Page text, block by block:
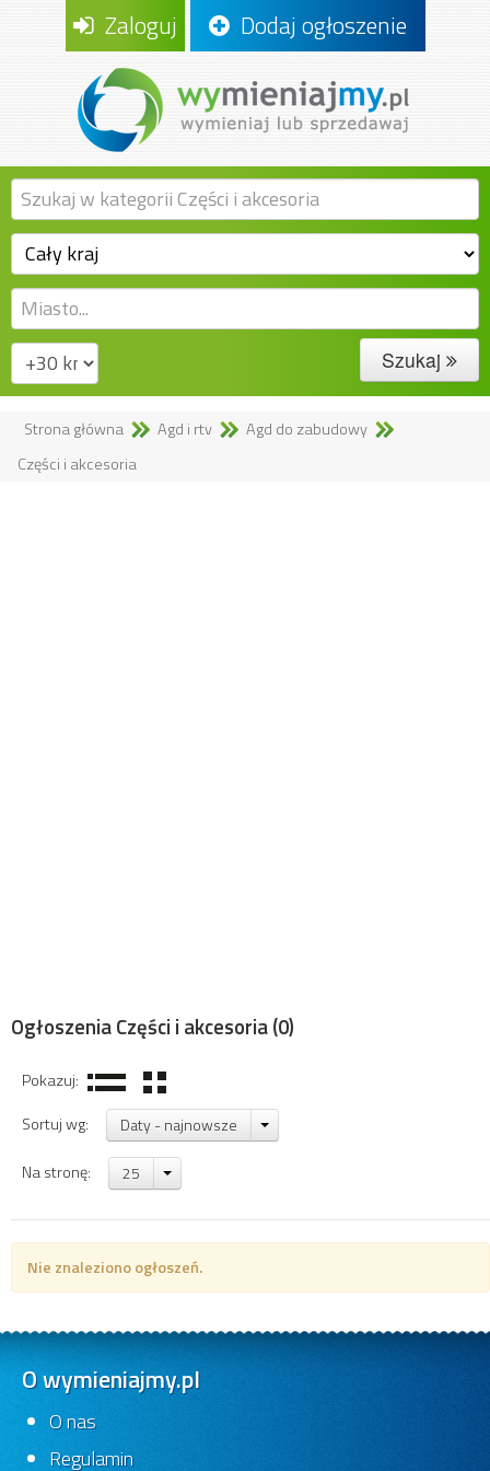
Zaloguj Dodaj ogłoszenie
Szukaj
Strona główna Agd i rtv
Agd do zabudowy
Części i akcesoria
Ogłoszenia Części i akcesoria(0)
Pokazuj:
Sortuj wg:
Daty - najnowsze
Na stronę: 25
Nie znaleziono ogłoszeń.
O wymieniajmy.pl
O nas
Regulamin